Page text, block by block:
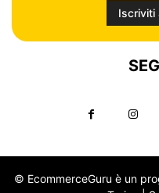
© EcommerceGuru è un